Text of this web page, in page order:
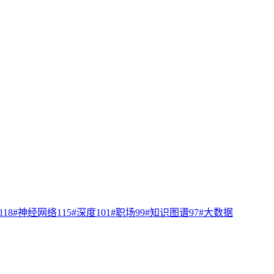
118#神经网络115#深度101#职场99#知识图谱97#大数据